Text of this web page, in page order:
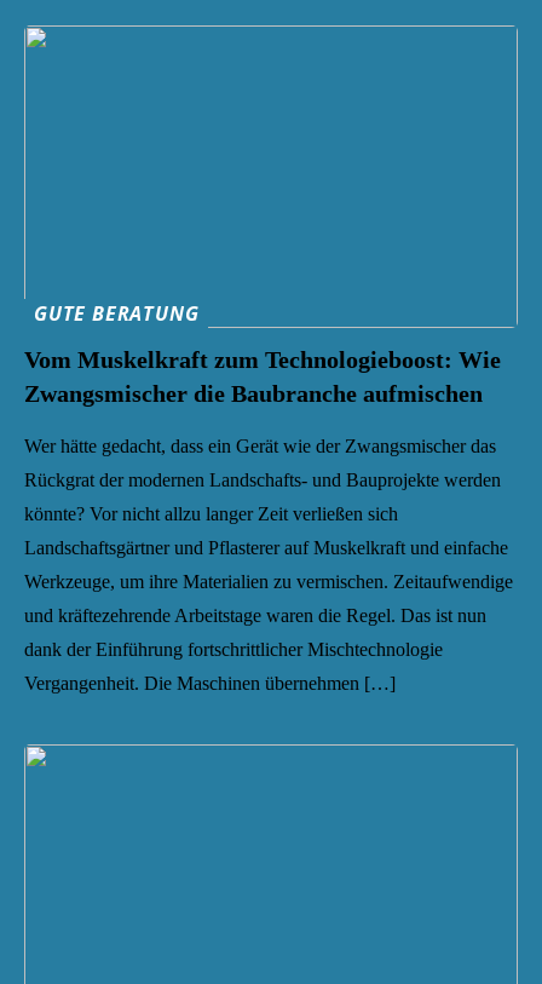
GUTE BERATUNG
Vom Muskelkraft zum Technologieboost: Wie
Zwangsmischer die Baubranche aufmischen
Wer hätte gedacht, dass ein Gerät wie der Zwangsmischer das
Rückgrat der modernen Landschafts- und Bauprojekte werden
könnte? Vor nicht allzu langer Zeit verließen sich
Landschaftsgärtner und Pflasterer auf Muskelkraft und einfache
Werkzeuge, um ihre Materialien zu vermischen. Zeitaufwendige
und kräftezehrende Arbeitstage waren die Regel. Das ist nun
dank der Einführung fortschrittlicher Mischtechnologie
Vergangenheit. Die Maschinen übernehmen […]